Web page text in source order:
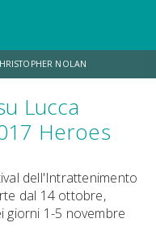
NOLAN
TRAMELL TILLMAN
Lucca
Heroes
dell'Intrattenimento
dal 14 ottobre,
giorni 1-5 novembre